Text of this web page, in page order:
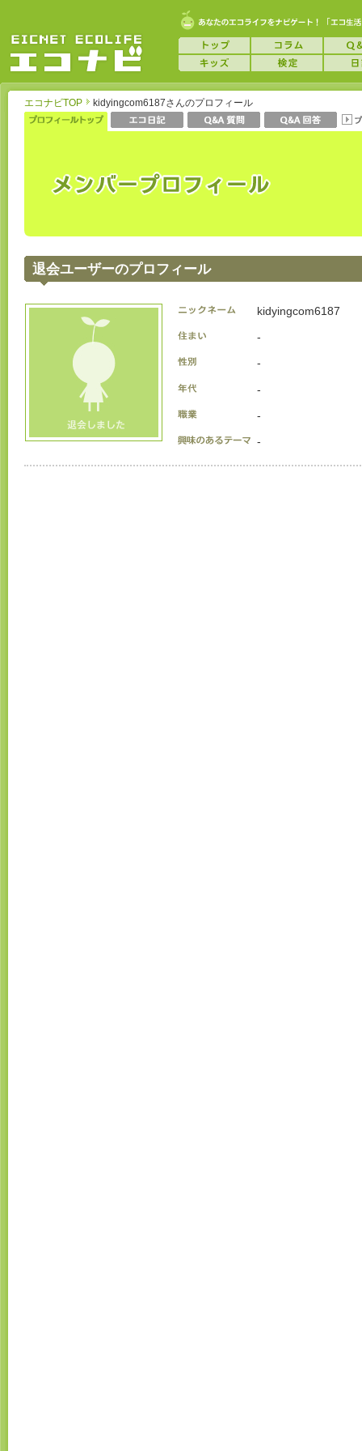
エコナビTOP kidyingcom6187さんのプロフィール
退会ユーザーのプロフィール
kidyingcom6187
-
-
-
-
-